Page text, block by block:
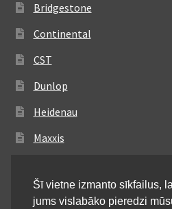
Bridgestone
Continental
CST
Dunlop
Heidenau
Maxxis
Michelin
Šī vietne izmanto sīkfailus,
jums vislabāko pieredzi